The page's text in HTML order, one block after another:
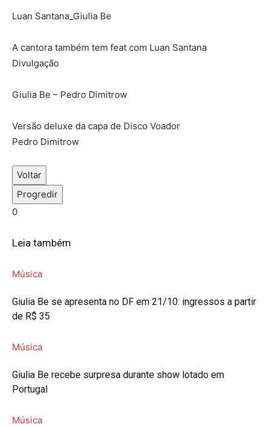
Luan Santana_Giulia Be
A cantora também tem feat com Luan Santana
Divulgação
Giulia Be – Pedro Dimitrow
Versão deluxe da capa de Disco Voador
Pedro Dimitrow
Voltar
Progredir
0
Leia também
Música
Giulia Be se apresenta no DF em 21/10: ingressos a partir
de R$ 35
Música
Giulia Be recebe surpresa durante show lotado em
Portugal
Música